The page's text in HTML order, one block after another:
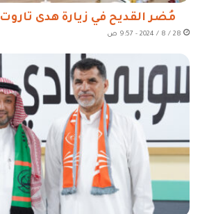
مُضر القديح في زيارة هدى تاروت
28 / 8 / 2024 - 9:57 ص